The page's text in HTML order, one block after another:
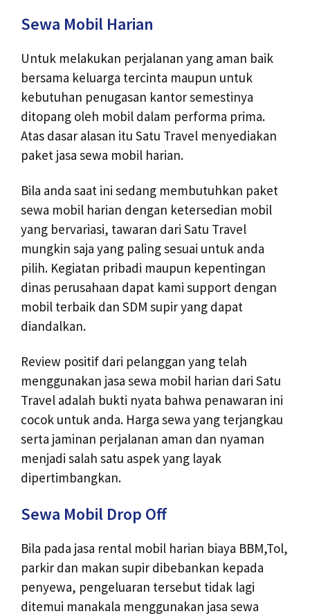
Sewa Mobil Harian
Untuk melakukan perjalanan yang aman baik
bersama keluarga tercinta maupun untuk
kebutuhan penugasan kantor semestinya
ditopang oleh mobil dalam performa prima.
Atas dasar alasan itu Satu Travel menyediakan
paket jasa sewa mobil harian.
Bila anda saat ini sedang membutuhkan paket
sewa mobil harian dengan ketersedian mobil
yang bervariasi, tawaran dari Satu Travel
mungkin saja yang paling sesuai untuk anda
pilih. Kegiatan pribadi maupun kepentingan
dinas perusahaan dapat kami support dengan
mobil terbaik dan SDM supir yang dapat
diandalkan.
Review positif dari pelanggan yang telah
menggunakan jasa sewa mobil harian dari Satu
Travel adalah bukti nyata bahwa penawaran ini
cocok untuk anda. Harga sewa yang terjangkau
serta jaminan perjalanan aman dan nyaman
menjadi salah satu aspek yang layak
dipertimbangkan.
Sewa Mobil Drop Off
Bila pada jasa rental mobil harian biaya BBM,Tol,
parkir dan makan supir dibebankan kepada
penyewa, pengeluaran tersebut tidak lagi
ditemui manakala menggunakan jasa sewa